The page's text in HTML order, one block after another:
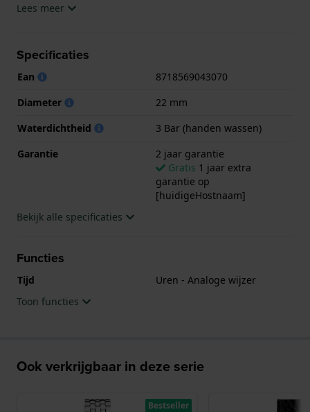
geleverd met 2 jaar garantie.
Lees meer
Specificaties
Ean
8718569043070
Diameter
22 mm
Waterdichtheid
3 Bar (handen wassen)
Garantie
2 jaar garantie
Gratis 1 jaar extra
garantie op
[huidigeHostnaam]
Bekijk alle specificaties
Functies
Tijd
Uren - Analoge wijzer
Toon functies
Ook verkrijgbaar in deze serie
Bestseller